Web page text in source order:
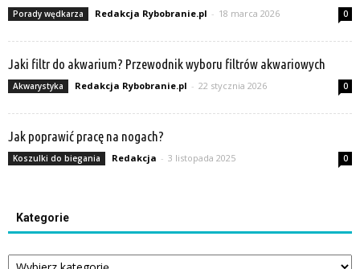
Porady wędkarza Redakcja Rybobranie.pl - 18 marca 2026 0
Jaki filtr do akwarium? Przewodnik wyboru filtrów akwariowych
Akwarystyka Redakcja Rybobranie.pl - 22 stycznia 2026 0
Jak poprawić pracę na nogach?
Koszulki do biegania Redakcja - 3 listopada 2025 0
Kategorie
Kategorie